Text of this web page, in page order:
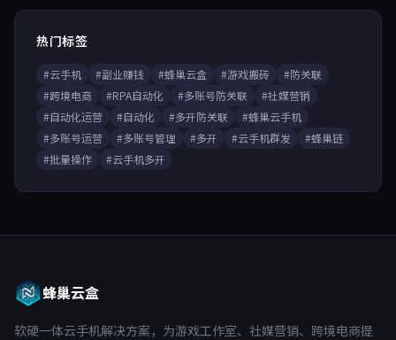
热门标签
#云手机 #副业赚钱 #蜂巢云盒 #游戏搬砖
#防关联
#跨境电商
#RPA自动化 #多账号防关联
#社媒营销
#自动化运营
#自动化 #多开防关联
#蜂巢云手机
#多账号运营
#多账号管理 #多开 #云手机群发
#蜂巢链
#批量操作
#云手机多开
蜂巢云盒
软硬一体云手机解决方案，为游戏工作室、社媒营销、跨境电商提